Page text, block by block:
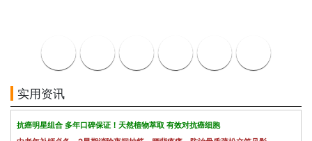
实用资讯
抗癌明星组合 多年口碑保证！天然植物萃取 有效对抗癌细胞